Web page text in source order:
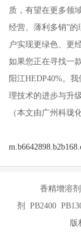
质，有望在更多领
经营、薄利多销”
户实现更绿色、更
如果您正在寻找一
阳江HEDP40%。
理技术的进步与升级
（本文由广州科珑
香精增溶
剂 PB2400
版